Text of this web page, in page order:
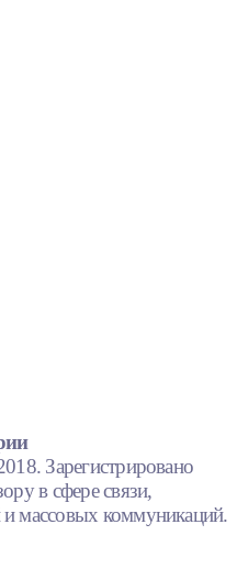
Зарегистрировано
в сфере связи,
массовых коммуникаций.